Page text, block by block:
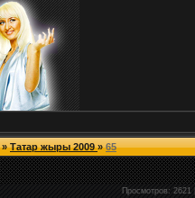
»Татар жыры 2009»65
Просмотров: 2621 |